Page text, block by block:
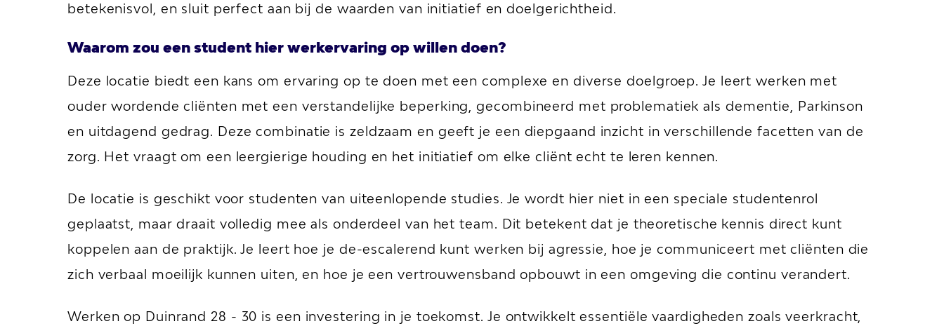
betekenisvol, en sluit perfect aan bij de waarden van initiatief en doelgerichtheid.
Waarom zou een student hier werkervaring op willen doen?
Deze locatie biedt een kans om ervaring op te doen met een complexe en diverse doelgroep. Je leert werken met
ouder wordende cliënten met een verstandelijke beperking, gecombineerd met problematiek als dementie, Parkinson
en uitdagend gedrag. Deze combinatie is zeldzaam en geeft je een diepgaand inzicht in verschillende facetten van de
zorg. Het vraagt om een leergierige houding en het initiatief om elke cliënt echt te leren kennen.
De locatie is geschikt voor studenten van uiteenlopende studies. Je wordt hier niet in een speciale studentenrol
geplaatst, maar draait volledig mee als onderdeel van het team. Dit betekent dat je theoretische kennis direct kunt
koppelen aan de praktijk. Je leert hoe je de-escalerend kunt werken bij agressie, hoe je communiceert met cliënten die
zich verbaal moeilijk kunnen uiten, en hoe je een vertrouwensband opbouwt in een omgeving die continu verandert.
Werken op Duinrand 28 - 30 is een investering in je toekomst. Je ontwikkelt essentiële vaardigheden zoals veerkracht,